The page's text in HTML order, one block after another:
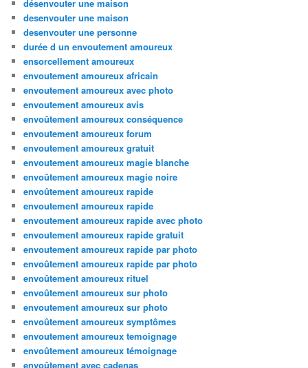
désenvouter une maison
desenvouter une maison
desenvouter une personne
durée d un envoutement amoureux
ensorcellement amoureux
envoutement amoureux africain
envoutement amoureux avec photo
envoutement amoureux avis
envoûtement amoureux conséquence
envoutement amoureux forum
envoutement amoureux gratuit
envoutement amoureux magie blanche
envoûtement amoureux magie noire
envoûtement amoureux rapide
envoutement amoureux rapide
envoutement amoureux rapide avec photo
envoutement amoureux rapide gratuit
envoutement amoureux rapide par photo
envoûtement amoureux rapide par photo
envoûtement amoureux rituel
envoûtement amoureux sur photo
envoutement amoureux sur photo
envoûtement amoureux symptômes
envoutement amoureux temoignage
envoûtement amoureux témoignage
envoûtement avec cadenas